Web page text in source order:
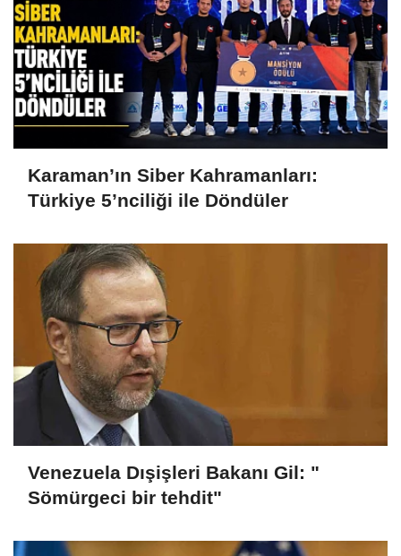
Karaman’ın Siber Kahramanları:
Türkiye 5’nciliği ile Döndüler
Venezuela Dışişleri Bakanı Gil: "
Sömürgeci bir tehdit"